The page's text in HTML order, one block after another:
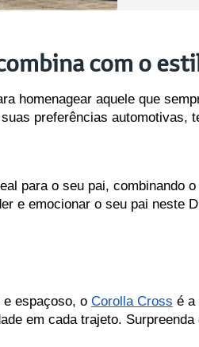
com o
homenagear aquele que
preferências
para o seu pai, combinando
e emocionar o seu pai neste
espaçoso, o Corolla Cross é a
em cada trajeto.